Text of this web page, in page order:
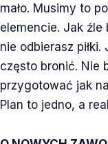
mało. Musimy to
elemencie. Jak
nie odbierasz
często bronić. Nie
przygotować jak
Plan to jedno, a